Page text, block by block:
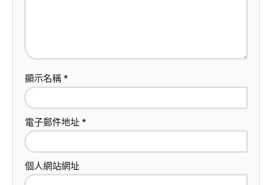
顯示名稱 *
電子郵件地址 *
個人網站網址